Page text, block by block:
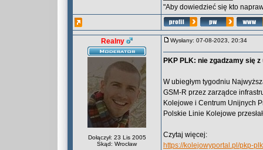
"Aby dowiedzieć się kto
Realny
Dołączył: 23 Lis 2005
Skąd: Wrocław
Wysłany: 07-08-2023, 20:34
PKP PLK: nie zgadzamy się
W ubiegłym tygodniu
GSM-R przez zarządce
Kolejowe i Centrum Unijnych
Polskie Linie Kolejowe
Czytaj więcej:
https://kolejowyportal.pl/pkp-